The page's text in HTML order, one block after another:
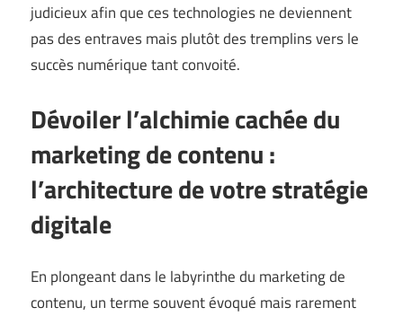
judicieux afin que ces technologies ne deviennent
pas des entraves mais plutôt des tremplins vers le
succès numérique tant convoité.
Dévoiler l’alchimie cachée du
marketing de contenu :
l’architecture de votre stratégie
digitale
En plongeant dans le labyrinthe du marketing de
contenu, un terme souvent évoqué mais rarement